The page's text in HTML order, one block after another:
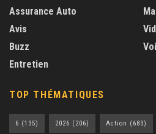
Assurance Auto
Avis
Buzz
Entretien
TOP THÉMATIQUES
6 (135) 2026 (206) Action (683)